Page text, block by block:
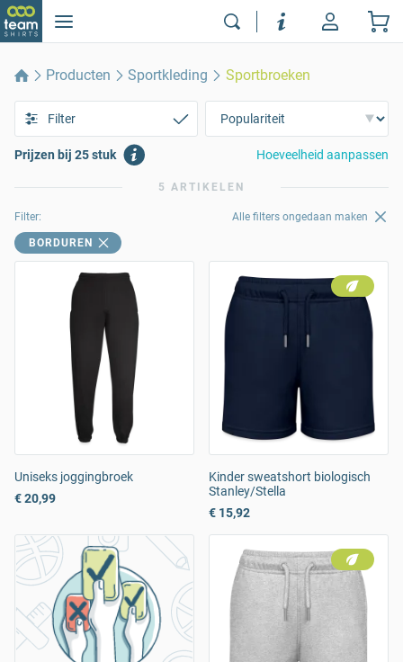
Producten Sportkleding Sportbroeken
Filter
Prijzen bij 25 stuk Hoeveelheid aanpassen
5 ARTIKELEN
Filter: Alle filters ongedaan maken
BORDUREN
Uniseks joggingbroek
€ 20,99
Kinder sweatshort biologisch
Stanley/Stella
€ 15,92